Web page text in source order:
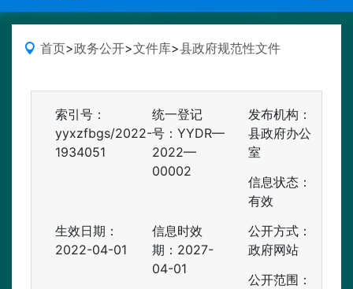
首页>政务公开>文件库>县政府规范性文件
索引号：
yyxzfbgs/2022-
1934051
统一登记
号：YYDR—
2022—
00002
发布机构：
县政府办公
室
信息状态：
有效
生效日期：
2022-04-01
信息时效
期： 2027-
04-01
公开方式：
政府网站
公开范围：